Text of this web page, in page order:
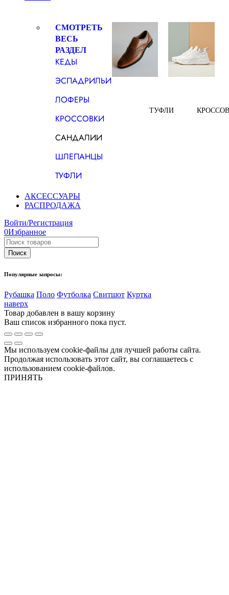
СМОТРЕТЬ
ВЕСЬ
РАЗДЕЛ
КЕДЫ
ЭСПАДРИЛЬИ
ЛОФЕРЫ
КРОССОВКИ
САНДАЛИИ
ШЛЕПАНЦЫ
ТУФЛИ
ТУФЛИ
АКСЕССУАРЫ
РАСПРОДАЖА
Войти/Регистрация
0Избранное
Популярные запросы:
Рубашка Поло Футболка Свитшот Куртка
наверх
Товар добавлен в вашу корзину
Ваш список избранного пока пуст.
Мы используем cookie-файлы для лучшей работы сайта.
Продолжая использовать этот сайт, вы соглашаетесь с
использованием cookie-файлов.
ПРИНЯТЬ